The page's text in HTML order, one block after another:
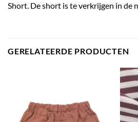
Short. De short is te verkrijgen in de
GERELATEERDE PRODUCTEN